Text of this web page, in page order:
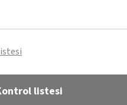
listesi